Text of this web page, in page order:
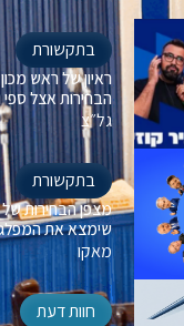
בתקשורת
ראיון של ראש
הבחירות אצל ספי
גל״צ
בתקשורת
שימצא את
מאקו
חוות דעת